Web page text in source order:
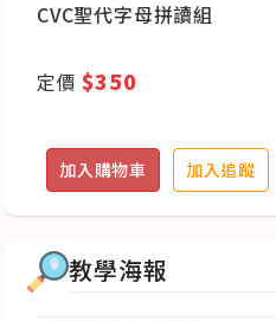
CVC聖代字母拼讀組
定價$350
加入購物車 加入追蹤
教學海報